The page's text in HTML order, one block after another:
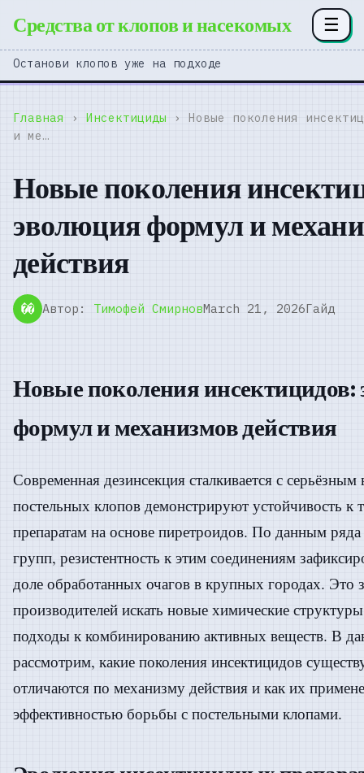
Средства от клопов и насекомых ☰
Останови клопов уже на подходе
Главная › Инсектициды › Новые поколения
и ме…
Новые поколения
эволюция формул и
действия
�� Автор: Тимофей СмирновMarch 21, 2026Гайд
Новые поколения
формул и механизмов действия
Современная дезинсекция сталкивается с
постельных клопов демонстрируют устойчивость к
препаратам на основе пиретроидов. По данным ряда
групп, резистентность к этим соединениям
доле обработанных очагов в крупных городах. Это
производителей искать новые химические
подходы к комбинированию активных веществ. В
рассмотрим, какие поколения инсектицидов
отличаются по механизму действия и как их
эффективностью борьбы с постельными клопами.